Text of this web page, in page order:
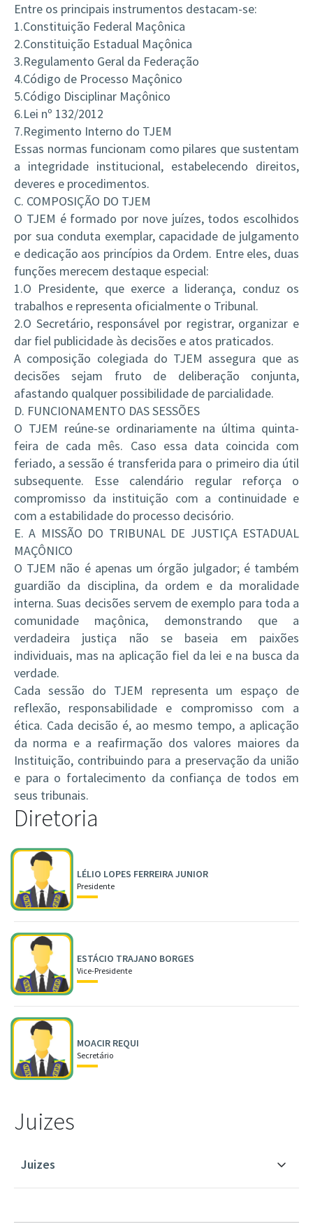
Entre os principais instrumentos destacam-se:
1.Constituição Federal Maçônica
2.Constituição Estadual Maçônica
3.Regulamento Geral da Federação
4.Código de Processo Maçônico
5.Código Disciplinar Maçônico
6.Lei nº 132/2012
7.Regimento Interno do TJEM
Essas normas funcionam como pilares que sustentam
a integridade institucional, estabelecendo direitos,
deveres e procedimentos.
C. COMPOSIÇÃO DO TJEM
O TJEM é formado por nove juízes, todos escolhidos
por sua conduta exemplar, capacidade de julgamento
e dedicação aos princípios da Ordem. Entre eles, duas
funções merecem destaque especial:
1.O Presidente, que exerce a liderança, conduz os
trabalhos e representa oficialmente o Tribunal.
2.O Secretário, responsável por registrar, organizar e
dar fiel publicidade às decisões e atos praticados.
A composição colegiada do TJEM assegura que as
decisões sejam fruto de deliberação conjunta,
afastando qualquer possibilidade de parcialidade.
D. FUNCIONAMENTO DAS SESSÕES
O TJEM reúne-se ordinariamente na última quinta-
feira de cada mês. Caso essa data coincida com
feriado, a sessão é transferida para o primeiro dia útil
subsequente. Esse calendário regular reforça o
compromisso da instituição com a continuidade e
com a estabilidade do processo decisório.
E. A MISSÃO DO TRIBUNAL DE JUSTIÇA ESTADUAL
MAÇÔNICO
O TJEM não é apenas um órgão julgador; é também
guardião da disciplina, da ordem e da moralidade
interna. Suas decisões servem de exemplo para toda a
comunidade maçônica, demonstrando que a
verdadeira justiça não se baseia em paixões
individuais, mas na aplicação fiel da lei e na busca da
verdade.
Cada sessão do TJEM representa um espaço de
reflexão, responsabilidade e compromisso com a
ética. Cada decisão é, ao mesmo tempo, a aplicação
da norma e a reafirmação dos valores maiores da
Instituição, contribuindo para a preservação da união
e para o fortalecimento da confiança de todos em
seus tribunais.
Diretoria
LÉLIO LOPES FERREIRA JUNIOR
Presidente
ESTÁCIO TRAJANO BORGES
Vice-Presidente
MOACIR REQUI
Secretário
Juizes
Juizes